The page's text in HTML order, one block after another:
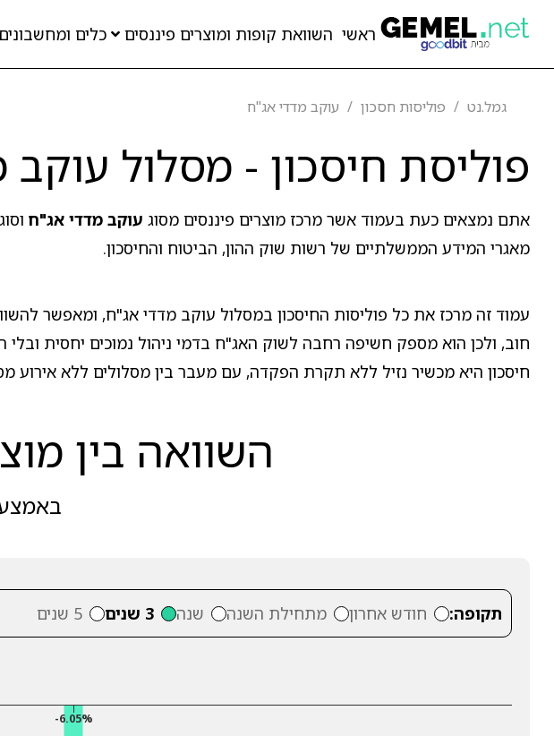
ראשי השוואת קופות ומוצרים פיננסים כלים ומחשבונים
גמל.נט פוליסות חסכון עוקב מדדי אג"ח
פוליסת חיסכון - מסלול
אתם נמצאים כעת בעמוד אשר מרכז מוצרים פיננסים מסוג עוקב מדדי אג"ח
מאגרי המידע הממשלתיים של רשות שוק ההון, הביטוח והחיסכון.
עמוד זה מרכז את כל פוליסות החיסכון במסלול עוקב מדדי אג"ח, ומאפשר
חוב, ולכן הוא מספק חשיפה רחבה לשוק האג"ח בדמי ניהול נמוכים יחסית
חיסכון היא מכשיר נזיל ללא תקרת הפקדה, עם מעבר בין מסלולים ללא אירוע
השוואה בין
תקופה: חודש אחרון מתחילת השנה שנה 3 שנים 5 שנים
-6.05%